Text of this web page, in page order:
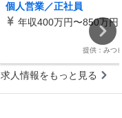
個人営業／正社員
年収400万円〜850万円
提供：みつ
求人情報をもっと見る